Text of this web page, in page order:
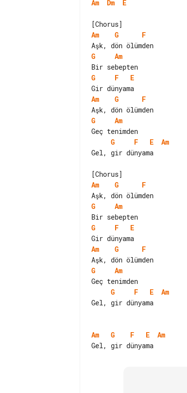
Am
Dm E
Am
G
F
G
Am
G
F
E
Am
G
F
G
Am
G
F E
Am
Gel, gir dünyama
Am
G
F
G
Am
G
F
E
Am
G
F
G
Am
G
F E
Am
Gel, gir dünyama
Am G F E
Am